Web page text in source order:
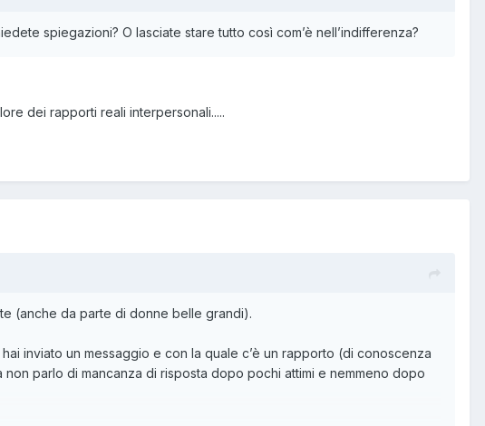
spiegazioni? O lasciate stare tutto così com’è nell’indifferenza?
dei rapporti reali interpersonali.....
(anche da parte di donne belle grandi).
inviato un messaggio e con la quale c’è un rapporto (di conoscenza
parlo di mancanza di risposta dopo pochi attimi e nemmeno dopo